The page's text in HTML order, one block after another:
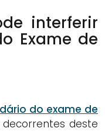
interferir
Exame de
do exame de
deste